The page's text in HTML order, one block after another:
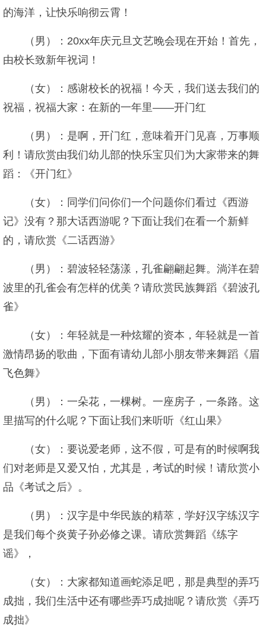
的海洋，让快乐响彻云霄！
（男）：20xx年庆元旦文艺晚会现在开始！首先，
由校长致新年祝词！
（女）：感谢校长的祝福！今天，我们送去我们的
祝福，祝福大家：在新的一年里——开门红
（男）：是啊，开门红，意味着开门见喜，万事顺
利！请欣赏由我们幼儿部的快乐宝贝们为大家带来的舞
蹈：《开门红》
（女）：同学们问你们一个问题你们看过《西游
记》没有？那大话西游呢？下面让我们在看一个新鲜
的，请欣赏《二话西游》
（男）：碧波轻轻荡漾，孔雀翩翩起舞。淌洋在碧
波里的孔雀会有怎样的优美？请欣赏民族舞蹈《碧波孔
雀》
（女）：年轻就是一种炫耀的资本，年轻就是一首
激情昂扬的歌曲，下面有请幼儿部小朋友带来舞蹈《眉
飞色舞》
（男）：一朵花，一棵树。一座房子，一条路。这
里描写的什么呢？下面让我们来听听《红山果》
（女）：要说爱老师，这不假，可是有的时候啊我
们对老师是又爱又怕，尤其是，考试的时候！请欣赏小
品《考试之后》。
（男）：汉字是中华民族的精萃，学好汉字练汉字
是我们每个炎黄子孙必修之课。请欣赏舞蹈《练字
谣》，
（女）：大家都知道画蛇添足吧，那是典型的弄巧
成拙，我们生活中还有哪些弄巧成拙呢？请欣赏《弄巧
成拙》